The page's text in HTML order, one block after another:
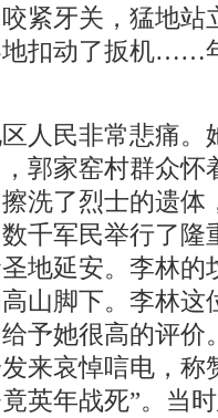
紧牙关，猛地站
扣动了扳机……
民非常悲痛。
郭家窑村群众怀
洗了烈士的遗体
千军民举行了隆
地延安。李林的
山脚下。李林这
予她很高的评价
来哀悼唁电，称
英年战死”。当